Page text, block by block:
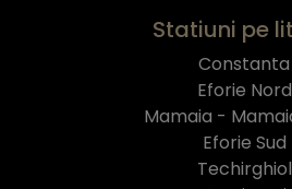
Statiuni pe
Constanta
Eforie Nord
Mamaia -
Eforie Sud
Techirghiol